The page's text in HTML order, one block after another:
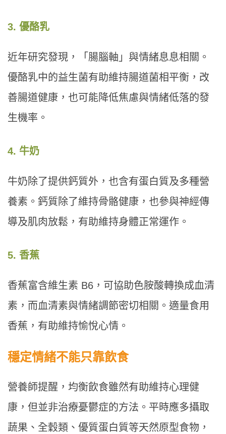
3. 優酪乳
近年研究發現，「腸腦軸」與情緒息息相關。
優酪乳中的益生菌有助維持腸道菌相平衡，改
善腸道健康，也可能降低焦慮與情緒低落的發
生機率。
4. 牛奶
牛奶除了提供鈣質外，也含有蛋白質及多種營
養素。鈣質除了維持骨骼健康，也參與神經傳
導及肌肉放鬆，有助維持身體正常運作。
5. 香蕉
香蕉富含維生素 B6，可協助色胺酸轉換成血清
素，而血清素與情緒調節密切相關。適量食用
香蕉，有助維持愉悅心情。
穩定情緒不能只靠飲食
營養師提醒，均衡飲食雖然有助維持心理健
康，但並非治療憂鬱症的方法。平時應多攝取
蔬果、全穀類、優質蛋白質等天然原型食物，